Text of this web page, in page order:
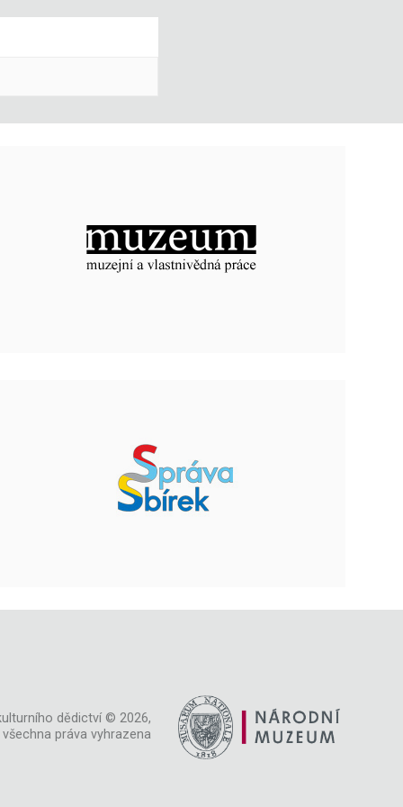
dědictví © 2026,
všechna práva vyhrazena